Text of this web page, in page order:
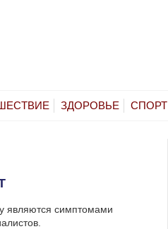
ЗДОРОВЬЕ СПОРТ
являются симптомами